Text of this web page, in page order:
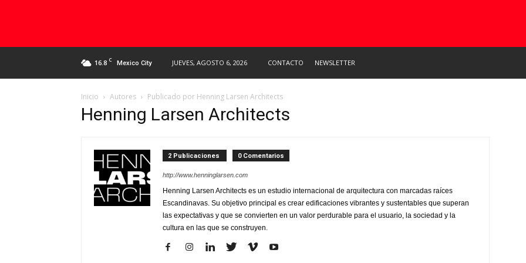
16.8 C Mexico City JUEVES, AGOSTO 6, 2026 CONTACTO NEWSLETTER
Inicio Autores Publicado por Henning Larsen Architects
Henning Larsen Architects
2 Publicaciones 0 Comentarios
http://www.henninglarsen.com
Henning Larsen Architects es un estudio internacional de arquitectura con marcadas raíces
Escandinavas. Su objetivo principal es crear edificaciones vibrantes y sustentables que superan
las expectativas y que se convierten en un valor perdurable para el usuario, la sociedad y la
cultura en las que se construyen.